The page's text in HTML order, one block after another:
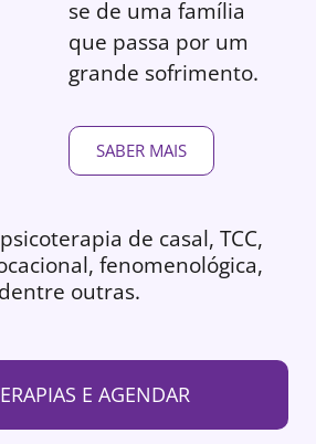
se de uma família
que passa por um
grande sofrimento.
SABER MAIS
de casal, TCC,
fenomenológica,
dentre outras.
E AGENDAR